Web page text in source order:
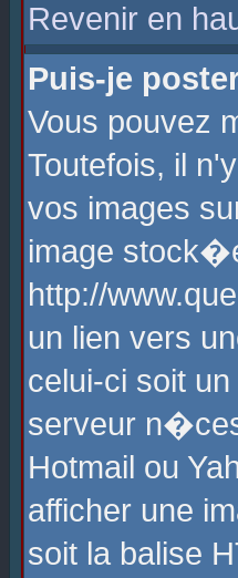
Revenir en
Puis-je
Vous pouvez
Toutefois, il
vos images
image
http://
un lien vers
celui-ci soit
serveur
Hotmail ou
afficher une
soit la balise